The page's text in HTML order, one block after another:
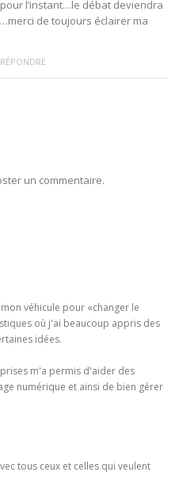
l’instant…le débat deviendra
de toujours éclairer ma
un commentaire.
véhicule pour «changer le
où j'ai beaucoup appris des
idées.
m'a permis d'aider des
numérique et ainsi de bien gérer
tous ceux et celles qui veulent